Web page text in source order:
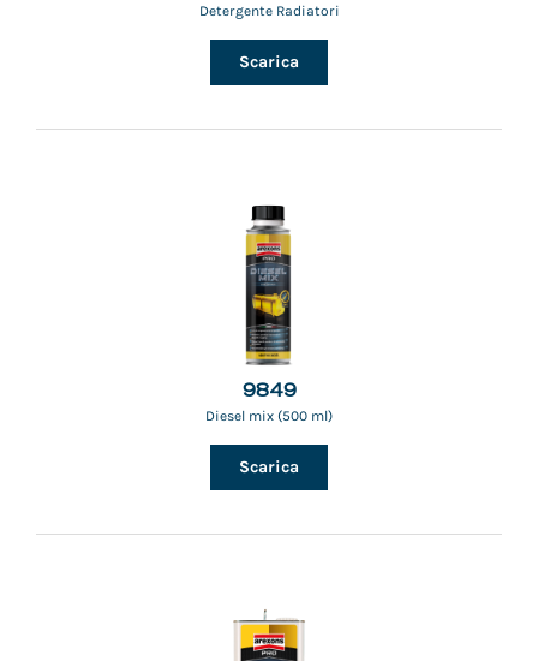
Detergente Radiatori
Scarica
9849
Diesel mix (500 ml)
Scarica